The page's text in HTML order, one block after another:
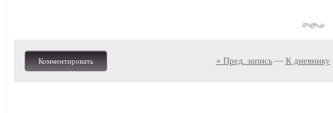
Комментировать « Пред. запись— К дневнику